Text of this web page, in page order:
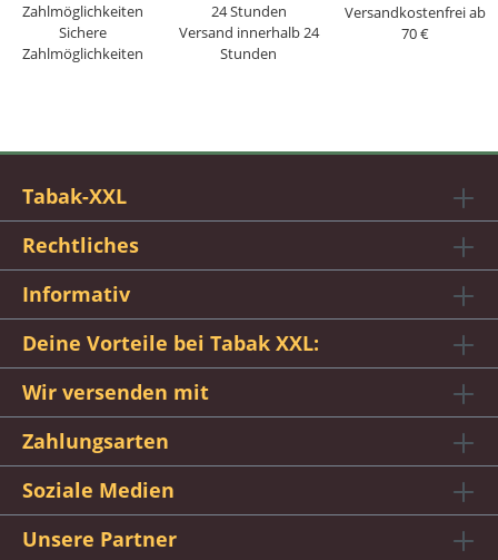
Sichere
Zahlmöglichkeiten
Versand innerhalb 24
Stunden
Versandkostenfrei ab
70 €
Tabak-XXL
Rechtliches
Informativ
Deine Vorteile bei Tabak XXL:
Wir versenden mit
Zahlungsarten
Soziale Medien
Unsere Partner